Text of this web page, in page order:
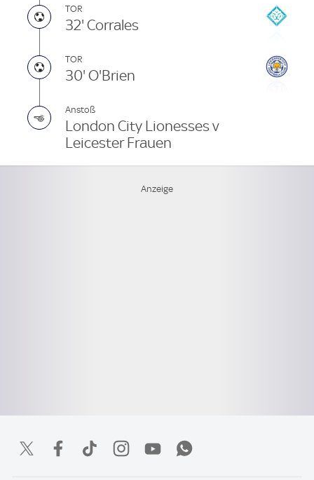
TOR
32' Corrales
TOR
30' O'Brien
Anstoß
London City Lionesses v
Leicester Frauen